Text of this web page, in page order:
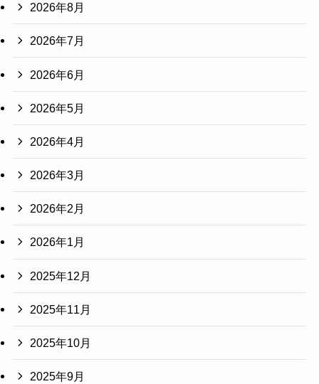
2026年8月
2026年7月
2026年6月
2026年5月
2026年4月
2026年3月
2026年2月
2026年1月
2025年12月
2025年11月
2025年10月
2025年9月